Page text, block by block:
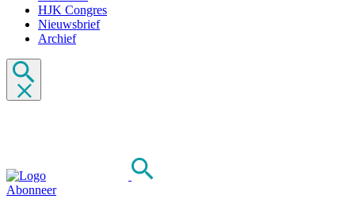
HJK Congres
Nieuwsbrief
Archief
Abonneer